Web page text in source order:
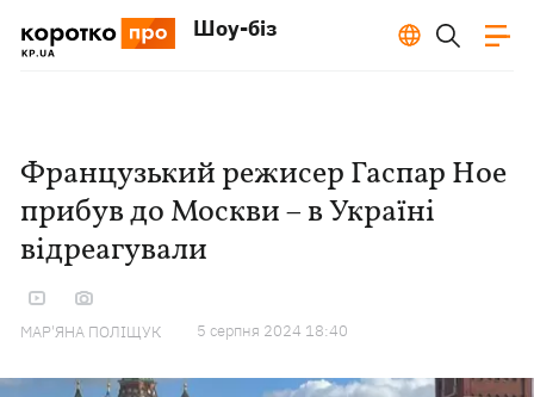
Шоу-біз
Французький режисер Гаспар Ное
прибув до Москви – в Україні
відреагували
МАР'ЯНА ПОЛІЩУК 5 серпня 2024 18:40